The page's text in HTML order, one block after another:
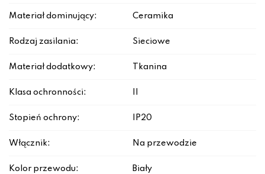
Materiał dominujący: Ceramika
Rodzaj zasilania: Sieciowe
Materiał dodatkowy: Tkanina
Klasa ochronności:
Stopień ochrony: IP20
Włącznik: Na przewodzie
Kolor przewodu: Biały